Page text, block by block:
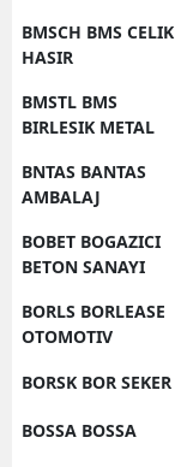
BMSCH BMS CELIK
HASIR
BMSTL BMS
BIRLESIK METAL
BNTAS BANTAS
AMBALAJ
BOBET BOGAZICI
BETON SANAYI
BORLS BORLEASE
OTOMOTIV
BORSK BOR SEKER
BOSSA BOSSA